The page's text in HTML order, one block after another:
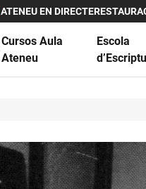
ATENEU EN DIRECTE
Cursos Aula
Ateneu
Escola